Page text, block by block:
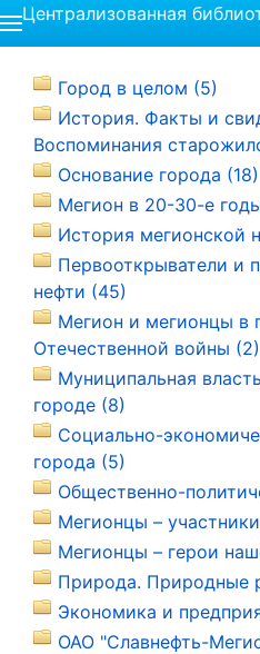
Централизованная
Город в целом (5)
История. Факты и
Воспоминания
Основание города (18)
Мегион в 20-30-е
История мегионской
Первооткрыватели и
нефти (45)
Мегион и мегионцы в
Отечественной войны (2)
Муниципальная
городе (8)
Социально-
города (5)
Общественно-
Мегионцы –
Мегионцы – герои
Природа. Природные
Экономика и
ОАО "Славнефть-